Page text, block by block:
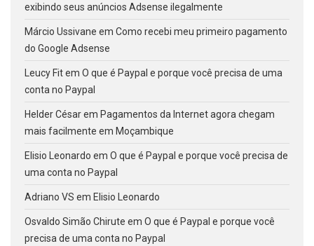
exibindo seus anúncios Adsense ilegalmente
Márcio Ussivane em Como recebi meu primeiro pagamento
do Google Adsense
Leucy Fitem O que é Paypal e porque você precisa de uma
conta no Paypal
Helder Césarem Pagamentos da Internet agora chegam
mais facilmente em Moçambique
Elisio Leonardo em O que é Paypal e porque você precisa de
uma conta no Paypal
Adriano VS em Elisio Leonardo
Osvaldo Simão Chirute em O que é Paypal e porque você
precisa de uma conta no Paypal